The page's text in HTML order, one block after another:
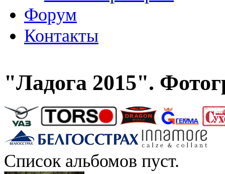
Форум
Контакты
"Ладога 2015".
Список альбомов пуст.